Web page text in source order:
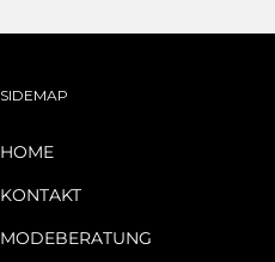
SIDEMAP
HOME
KONTAKT
MODEBERATUNG